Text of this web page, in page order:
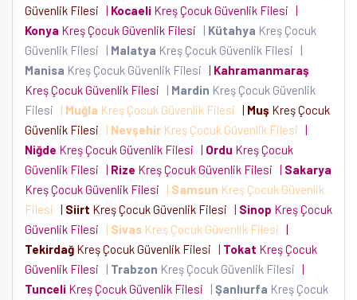
Güvenlik Filesi | Kocaeli Kreş Çocuk Güvenlik Filesi |
Konya Kreş Çocuk Güvenlik Filesi | Kütahya Kreş Çocuk
Güvenlik Filesi
| Malatya Kreş Çocuk Güvenlik Filesi
|
Manisa Kreş Çocuk Güvenlik Filesi | Kahramanmaraş
Kreş Çocuk Güvenlik Filesi
| Mardin Kreş Çocuk Güvenlik
Filesi
| Muğla Kreş Çocuk Güvenlik Filesi | Muş Kreş Çocuk
Güvenlik Filesi
| Nevşehir Kreş Çocuk Güvenlik Filesi |
Niğde Kreş Çocuk Güvenlik Filesi | Ordu Kreş Çocuk
Güvenlik Filesi | Rize Kreş Çocuk Güvenlik Filesi | Sakarya
Kreş Çocuk Güvenlik Filesi
| Samsun Kreş Çocuk Güvenlik
Filesi | Siirt Kreş Çocuk Güvenlik Filesi | Sinop Kreş Çocuk
Güvenlik Filesi
| Sivas Kreş Çocuk Güvenlik Filesi |
Tekirdağ Kreş Çocuk Güvenlik Filesi | Tokat Kreş Çocuk
Güvenlik Filesi
| Trabzon Kreş Çocuk Güvenlik Filesi |
Tunceli Kreş Çocuk Güvenlik Filesi | Şanlıurfa Kreş Çocuk